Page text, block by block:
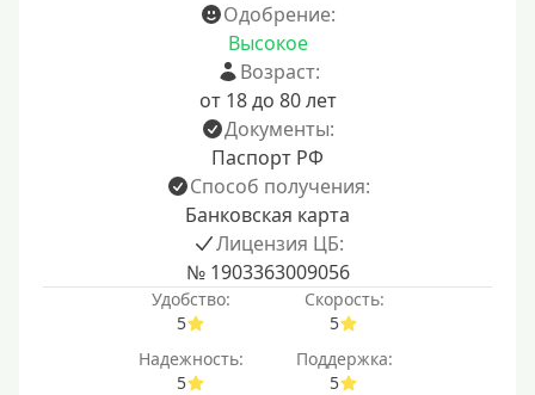
Одобрение:
Высокое
Возраст:
от 18 до 80 лет
Документы:
Паспорт РФ
Способ получения:
Банковская карта
Лицензия ЦБ:
№ 1903363009056
Удобство:
5
Скорость:
5
Надежность:
5
Поддержка:
5